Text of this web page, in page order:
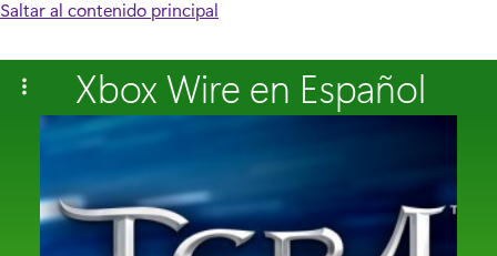
Saltar al contenido principal
Xbox Wire en Español